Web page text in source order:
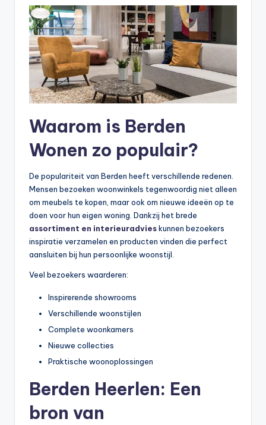
Waarom is Berden
Wonen zo populair?
De populariteit van Berden heeft verschillende redenen.
Mensen bezoeken woonwinkels tegenwoordig niet alleen
om meubels te kopen, maar ook om nieuwe ideeën op te
doen voor hun eigen woning. Dankzij het brede
assortiment en interieuradvieskunnen bezoekers
inspiratie verzamelen en producten vinden die perfect
aansluiten bij hun persoonlijke woonstijl.
Veel bezoekers waarderen:
Inspirerende showrooms
Verschillende woonstijlen
Complete woonkamers
Nieuwe collecties
Praktische woonoplossingen
Berden Heerlen: Een
bron van